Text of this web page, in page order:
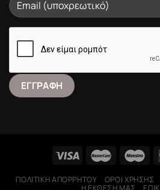
ΠΟΛΙΤΙΚΉ ΑΠΟΡΡΉΤΟΥ ΌΡΟΙ ΧΡΉΣΗΣ
Η ΕΚΘΕΣΉ ΜΑΣ